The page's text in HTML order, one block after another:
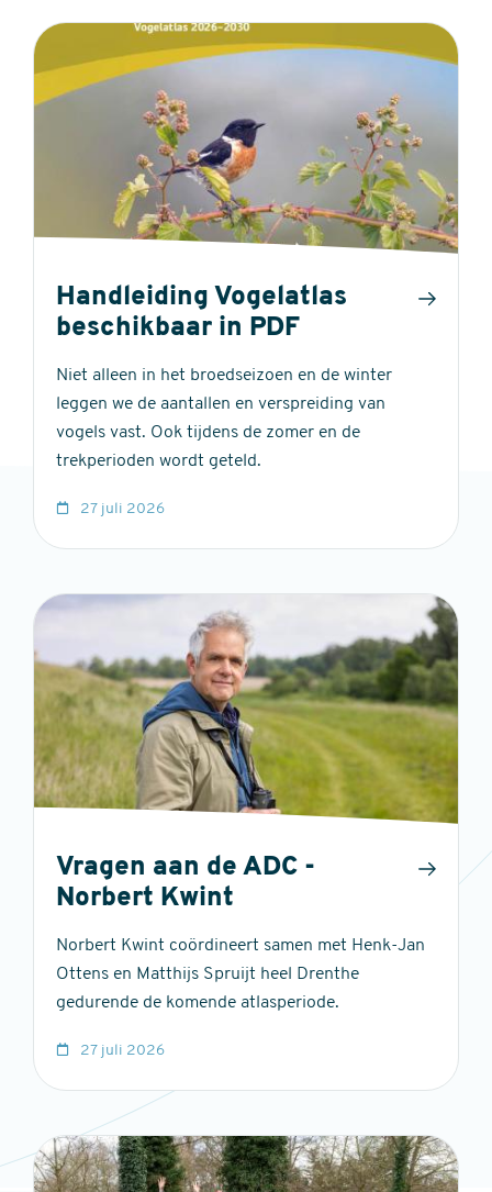
Handleiding Vogelatlas
beschikbaar in PDF
Niet alleen in het broedseizoen en de winter
leggen we de aantallen en verspreiding van
vogels vast. Ook tijdens de zomer en de
trekperioden wordt geteld.
27 juli 2026
Vragen aan de ADC -
Norbert Kwint
Norbert Kwint coördineert samen met Henk-Jan
Ottens en Matthijs Spruijt heel Drenthe
gedurende de komende atlasperiode.
27 juli 2026